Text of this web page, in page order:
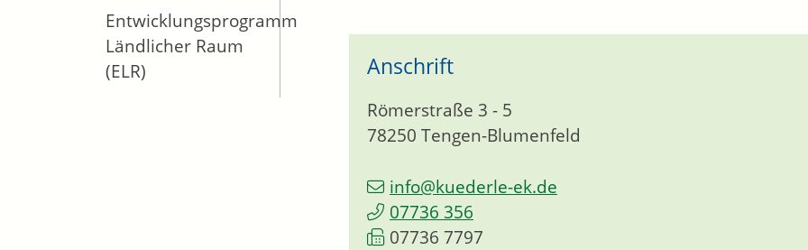
Entwicklungsprogramm
Ländlicher Raum
(ELR)
Anschrift
Römerstraße 3 - 5
78250 Tengen-Blumenfeld
info@kuederle-ek.de
07736 356
07736 7797